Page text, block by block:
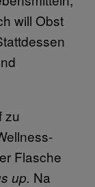
will Obst
zu
Flasche
up. Na